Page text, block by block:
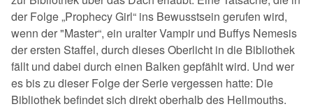
der Folge „Prophecy Girl“ ins Bewusstsein gerufen wird,
wenn der "Master“, ein uralter Vampir und Buffys Nemesis
der ersten Staffel, durch dieses Oberlicht in die Bibliothek
fällt und dabei durch einen Balken gepfählt wird. Und wer
es bis zu dieser Folge der Serie vergessen hatte: Die
Bibliothek befindet sich direkt oberhalb des Hellmouths.